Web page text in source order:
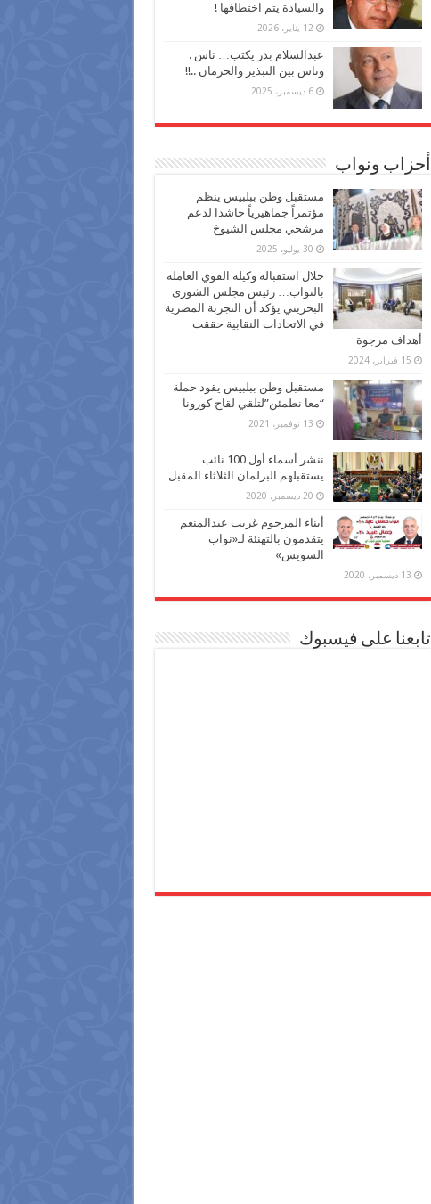
والسيادة يتم اختطافها !
12 يناير، 2026
عبدالسلام بدر يكتب… ناس .
وناس بين التبذير والحرمان ..!!
6 ديسمبر، 2025
أحزاب ونواب
مستقبل وطن ببلبيس ينظم
مؤتمراً جماهيرياً حاشدا لدعم
مرشحي مجلس الشيوخ
30 يوليو، 2025
خلال استقباله وكيلة القوي العاملة
بالنواب… رئيس مجلس الشورى
البحريني يؤكد أن التجربة المصرية
في الاتحادات النقابية حققت
أهداف مرجوة
15 فبراير، 2024
مستقبل وطن ببلبيس يقود حملة
“معا نطمئن”لتلقي لقاح كورونا
13 نوفمبر، 2021
ننشر أسماء أول 100 نائب
يستقبلهم البرلمان الثلاثاء المقبل
20 ديسمبر، 2020
أبناء المرحوم غريب عبدالمنعم
يتقدمون بالتهنئة لـ«نواب
السويس»
13 ديسمبر، 2020
تابعنا على فيسبوك